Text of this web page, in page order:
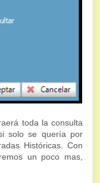
toda la consulta
solo se quería por
Históricas. Con
un poco mas,